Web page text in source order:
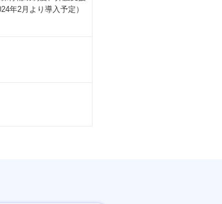
年2月より導入予定）